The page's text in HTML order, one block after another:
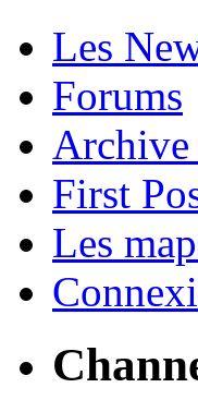
Les
Forums
Archive
First
Les